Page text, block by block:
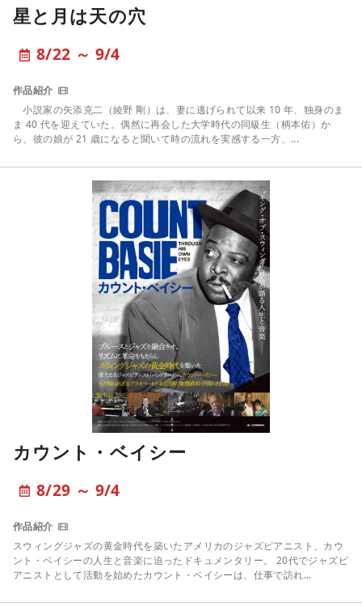
星と月は天の穴
8/22 ～ 9/4
⼩説家の矢添克二（綾野 剛）は、妻に逃げられて以来 10 年、独⾝のま
ま 40 代を迎えていた。偶然に再会した大学時代の同級生（柄本佑）か
ら、彼の娘が 21 歳になると聞いて時の流れを実感する一方、...
カウント・ベイシー
8/29 ～ 9/4
スウィングジャズの黄金時代を築いたアメリカのジャズピアニスト、カウ
ント・ベイシーの人生と音楽に迫ったドキュメンタリー。 20代でジャズピ
アニストとして活動を始めたカウント・ベイシーは、仕事で訪れ...